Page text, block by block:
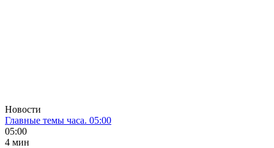
Новости
Главные темы часа. 05:00
05:00
4 мин